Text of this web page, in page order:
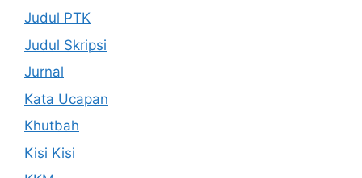
Judul PTK
Judul Skripsi
Jurnal
Kata Ucapan
Khutbah
Kisi Kisi